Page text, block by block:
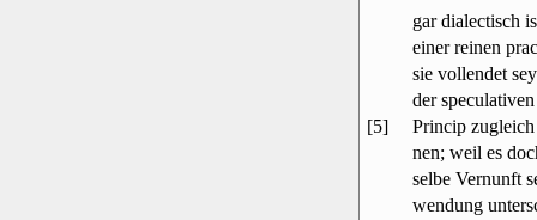
gar dialectisch
einer reinen
sie vollendet
der
[5]
Princip
nen; weil es
selbe Vernunft
wendung